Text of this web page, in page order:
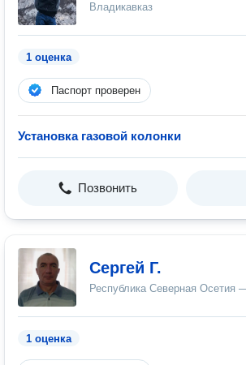
Владикавказ
1 оценка
Паспорт проверен
Установка газовой колонки
Позвонить
Сергей Г.
Республика Северная Осетия
1 оценка